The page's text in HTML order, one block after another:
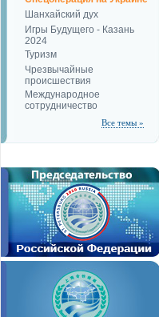
Шанхайский дух
Игры Будущего - Казань
2024
Туризм
Чрезвычайные
происшествия
Международное
сотрудничество
Все темы »